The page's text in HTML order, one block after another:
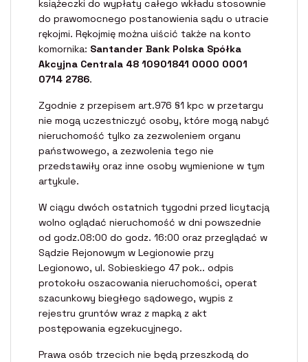
książeczki do wypłaty całego wkładu stosownie
do prawomocnego postanowienia sądu o utracie
rękojmi. Rękojmię można uiścić także na konto
komornika: Santander Bank Polska Spółka
Akcyjna Centrala 48 10901841 0000 0001
0714 2786.
Zgodnie z przepisem art.976 §1 kpc w przetargu
nie mogą uczestniczyć osoby, które mogą nabyć
nieruchomość tylko za zezwoleniem organu
państwowego, a zezwolenia tego nie
przedstawiły oraz inne osoby wymienione w tym
artykule.
W ciągu dwóch ostatnich tygodni przed licytacją
wolno oglądać nieruchomość w dni powszednie
od godz.08:00 do godz. 16:00 oraz przeglądać w
Sądzie Rejonowym w Legionowie przy
Legionowo, ul. Sobieskiego 47 pok.. odpis
protokołu oszacowania nieruchomości, operat
szacunkowy biegłego sądowego, wypis z
rejestru gruntów wraz z mapką z akt
postępowania egzekucyjnego.
Prawa osób trzecich nie będą przeszkodą do